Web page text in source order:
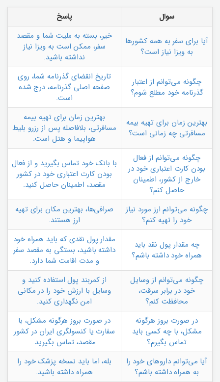
سوال پاسخ
آیا برای سفر به همه کشورها
به ویزا نیاز است؟
خیر، بسته به ملیت شما و مقصد
سفر، ممکن است به ویزا نیاز
نداشته باشید.
چگونه می‌توانم از اعتبار
گذرنامه خود مطلع شوم؟
تاریخ انقضای گذرنامه شما، روی
صفحه اصلی گذرنامه، درج شده
است.
بهترین زمان برای تهیه بیمه
مسافرتی چه زمانی است؟
بهترین زمان برای تهیه بیمه
مسافرتی، بلافاصله پس از رزرو بلیط
هواپیما و هتل است.
چگونه می‌توانم از فعال
بودن کارت اعتباری خود در
خارج از کشور، اطمینان
حاصل کنم؟
با بانک خود تماس بگیرید و از فعال
بودن کارت اعتباری خود در کشور
مقصد، اطمینان حاصل کنید.
چگونه می‌توانم ارز مورد نیاز
خود را تهیه کنم؟
صرافی‌ها، بهترین مکان برای تهیه
ارز هستند.
چه مقدار پول نقد باید
همراه خود داشته باشم؟
مقدار پول نقدی که باید همراه خود
داشته باشید، بستگی به مقصد سفر
و مدت اقامت شما دارد.
چگونه می‌توانم از وسایل
خود در برابر سرقت،
محافظت کنم؟
از کمربند پول استفاده کنید و
وسایل با ارزش خود را در مکانی
امن نگهداری کنید.
در صورت بروز هرگونه
مشکل، با چه کسی باید
تماس بگیرم؟
در صورت بروز هرگونه مشکل، با
سفارت یا کنسولگری ایران در کشور
مقصد، تماس بگیرید.
آیا می‌توانم داروهای خود را
به همراه داشته باشم؟
بله، اما باید نسخه پزشک خود را
همراه داشته باشید.